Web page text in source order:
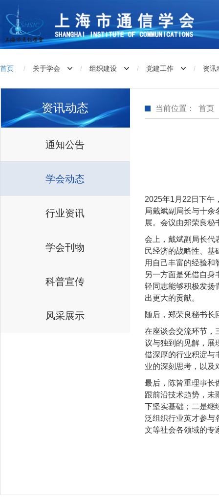
首页 / 关于学会 / 组织建设 / 党建工作 / 资讯
资讯动态
通知公告
学会动态
行业资讯
学会刊物
科普宣传
风采展示
当前位置： 首页
2025年1月22日下午
局戴斌副局长与十余
展。会议由郑荣良秘
会上，戴斌副局长代
民经济的战略性、基
用自己丰富的经验和
另一方面是凭借自身
轻同志能够积极发扬
出更大的贡献。
随后，郑荣良秘书长
在座谈会交流环节，
议与独到的见解，展
借深厚的行业积淀与
业的深刻思考，以及
最后，陈皆重理事长
跟前沿技术趋势，未
下坚实基础；二是继
泛组织行业英才参与
文等社会各领域的专